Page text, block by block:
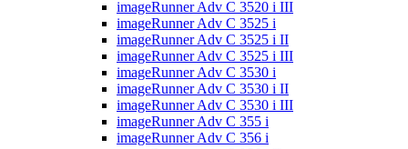
imageRunner Adv C 3520 i III
imageRunner Adv C 3525 i
imageRunner Adv C 3525 i II
imageRunner Adv C 3525 i III
imageRunner Adv C 3530 i
imageRunner Adv C 3530 i II
imageRunner Adv C 3530 i III
imageRunner Adv C 355 i
imageRunner Adv C 356 i